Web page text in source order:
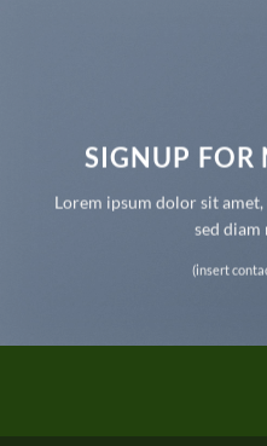
SIGNUP FOR
Lorem ipsum dolor sit
sed diam
(insert